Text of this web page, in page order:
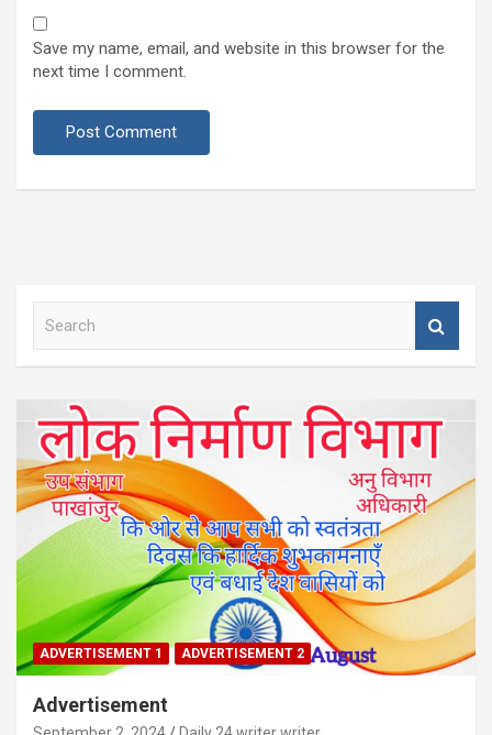
Save my name, email, and website in this browser for the
next time I comment.
h
ADVERTISEMENT 1 ADVERTISEMENT 2
Advertisement